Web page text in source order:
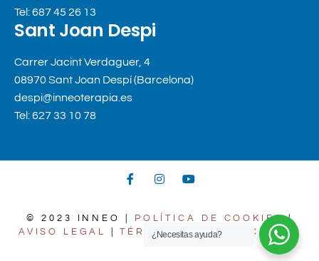
Tel: 687 45 26 13
Sant Joan Despi
Carrer Jacint Verdaguer, 4
08970 Sant Joan Despí (Barcelona)
despi@inneoterapia.es
Tel: 627 33 10 78
© 2023 INNEO | POLÍTICA DE COOKIES|
AVISO LEGAL
|TÉRMINOS Y CONDICIONES
¿Necesitas ayuda?